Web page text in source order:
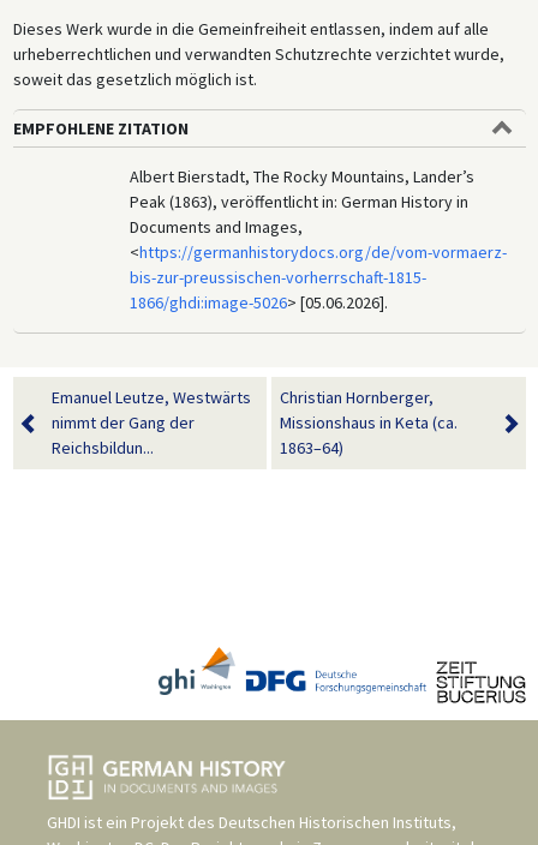
Dieses Werk wurde in die Gemeinfreiheit entlassen, indem auf alle
urheberrechtlichen und verwandten Schutzrechte verzichtet wurde,
soweit das gesetzlich möglich ist.
EMPFOHLENE ZITATION
Albert Bierstadt, The Rocky Mountains, Lander’s
Peak (1863), veröffentlicht in: German History in
Documents and Images,
<https://germanhistorydocs.org/de/vom-vormaerz-
bis-zur-preussischen-vorherrschaft-1815-
1866/ghdi:image-5026> [05.06.2026].
Emanuel Leutze, Westwärts
nimmt der Gang der
Reichsbildun...
Christian Hornberger,
Missionshaus in Keta (ca.
1863–64)
GHDI ist ein Projekt des Deutschen Historischen Instituts,